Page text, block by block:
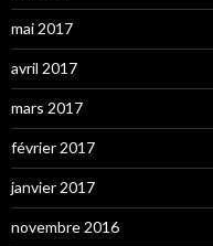
mai 2017
avril 2017
mars 2017
février 2017
janvier 2017
novembre 2016